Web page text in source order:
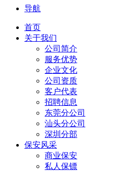
导航
首页
关于我们
公司简介
服务优势
企业文化
公司资质
客户代表
招聘信息
东莞分公司
汕头分公司
深圳分部
保安风采
商业保安
私人保镖